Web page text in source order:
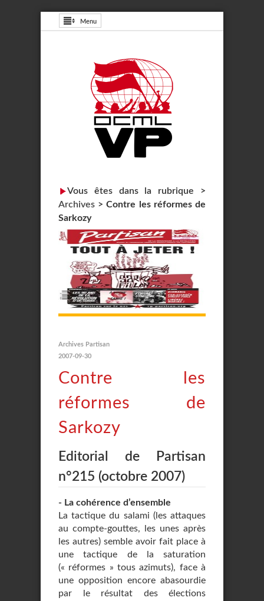
Menu
Vous êtes dans la rubrique >
Archives >Contre les réformes de
Sarkozy
Archives Partisan
2007-09-30
Contre les
réformes de
Sarkozy
Editorial de Partisan
n°215 (octobre 2007)
- La cohérence d’ensemble
La tactique du salami (les attaques
au compte-gouttes, les unes après
les autres) semble avoir fait place à
une tactique de la saturation
(« réformes » tous azimuts), face à
une opposition encore abasourdie
par le résultat des élections